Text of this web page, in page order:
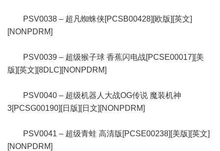
PSV0038 – 超凡蜘蛛侠[PCSB00428][欧版][英文]
[NONPDRM]
PSV0039 – 超级猴子球 香蕉闪电战[PCSE00017][美
版][英文][8DLC][NONPDRM]
PSV0040 – 超级机器人大战OG传说 魔装机神
3[PCSG00190][日版][日文][NONPDRM]
PSV0041 – 超级青蛙 高清版[PCSE00238][美版][英文]
[NONPDRM]